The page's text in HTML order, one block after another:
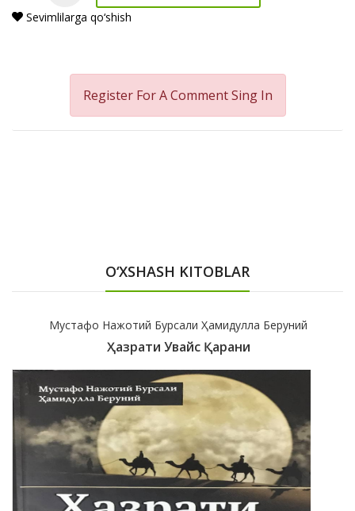
Sevimlilarga qo‘shish
Register For A CommentSing In
O‘XSHASH KITOBLAR
Мустафо Нажотий Бурсали Ҳамидулла Беруний
Ҳазрати Увайс Қарани